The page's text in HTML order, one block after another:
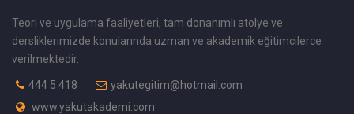
Teori ve uygulama faaliyetleri, tam donanımlı atolye ve
dersliklerimizde konularında uzman ve akademik eğitimcilerce
verilmektedir.
444 5 418
yakutegitim@hotmail.com
www.yakutakademi.com